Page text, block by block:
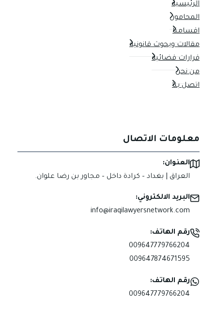
الرئيسية
المحامون
اقسامنا
مقالات وبحوث قانونية
قرارات قضائية
من نحن
اتصل بنا
معلومات الاتصال
العنوان:
العراق | بغداد – كرادة داخل – مجاور بن رضا علوان.
البريد الالكتروني:
info@iraqilawyersnetwork.com
رقم الهاتف:
009647779766204
009647874671595
رقم الهاتف:
009647779766204